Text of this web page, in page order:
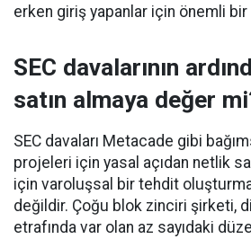
erken giriş yapanlar için önemli
SEC davalarının
satın almaya değer
SEC davaları Metacade gibi
projeleri için yasal açıdan netlik
için varoluşsal bir tehdit
değildir. Çoğu blok zinciri şirketi,
etrafında var olan az sayıdaki